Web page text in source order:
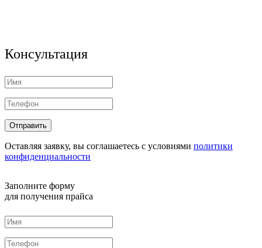
Консультация
Оставляя заявку, вы соглашаетесь с условиями политики
конфиденциальности
Заполните форму
для получения прайса